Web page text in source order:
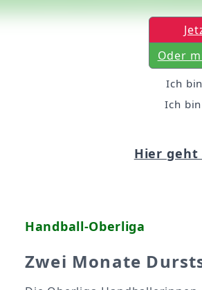
Handball-Oberliga
Zwei Monate
Oder
Ich
Ich
Hier geht